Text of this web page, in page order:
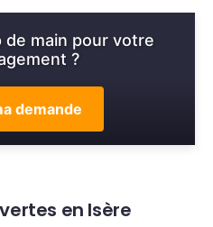
de main pour votre
?
demande
en Isère